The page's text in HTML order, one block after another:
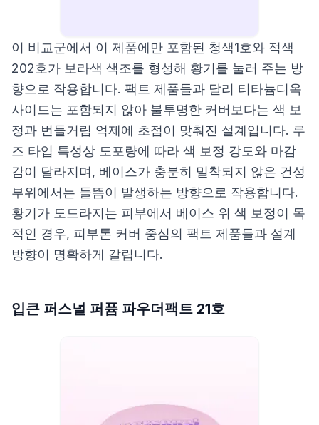
이 비교군에서 이 제품에만 포함된 청색1호와 적색
202호가 보라색 색조를 형성해 황기를 눌러 주는 방
향으로 작용합니다. 팩트 제품들과 달리 티타늄디옥
사이드는 포함되지 않아 불투명한 커버보다는 색 보
정과 번들거림 억제에 초점이 맞춰진 설계입니다. 루
즈 타입 특성상 도포량에 따라 색 보정 강도와 마감
감이 달라지며, 베이스가 충분히 밀착되지 않은 건성
부위에서는 들뜸이 발생하는 방향으로 작용합니다.
황기가 도드라지는 피부에서 베이스 위 색 보정이 목
적인 경우, 피부톤 커버 중심의 팩트 제품들과 설계
방향이 명확하게 갈립니다.
입큰 퍼스널 퍼퓸 파우더팩트 21호